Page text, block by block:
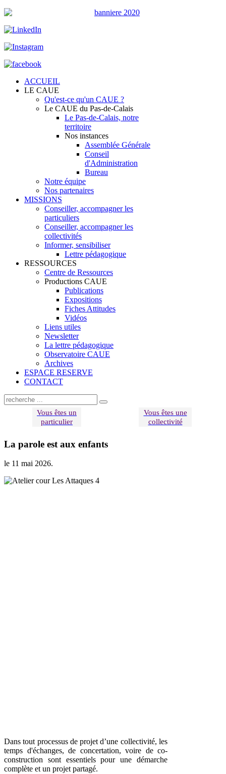
ACCUEIL
LE CAUE
Qu'est-ce qu'un CAUE ?
Le CAUE du Pas-de-Calais
Le Pas-de-Calais, notre
territoire
Nos instances
Assemblée Générale
Conseil
d'Administration
Bureau
Notre équipe
Nos partenaires
MISSIONS
Conseiller, accompagner les
particuliers
Conseiller, accompagner les
collectivités
Informer, sensibiliser
Lettre pédagogique
RESSOURCES
Centre de Ressources
Productions CAUE
Publications
Expositions
Fiches Attitudes
Vidéos
Liens utiles
Newsletter
La lettre pédagogique
Observatoire CAUE
Archives
ESPACE RESERVE
CONTACT
Vous êtes un
particulier
Vous êtes une
collectivité
La parole est aux enfants
le 11 mai 2026.
Dans tout processus de projet d’une collectivité, les
temps d'échanges, de concertation, voire de co-
construction sont essentiels pour une démarche
complète et un projet partagé.